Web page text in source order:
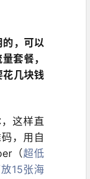
的，可以
套餐，
花几块钱
，这样直
，用自
（超低
15张海